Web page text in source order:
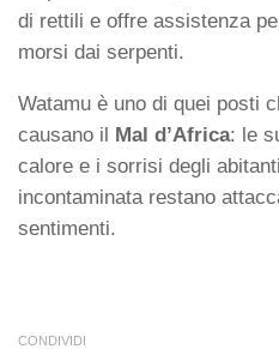
di rettili e offre assistenza
morsi dai serpenti.
Watamu è uno di quei posti
causano il Mal d’Africa: le
calore e i sorrisi degli
incontaminata restano
sentimenti.
CONDIVIDI